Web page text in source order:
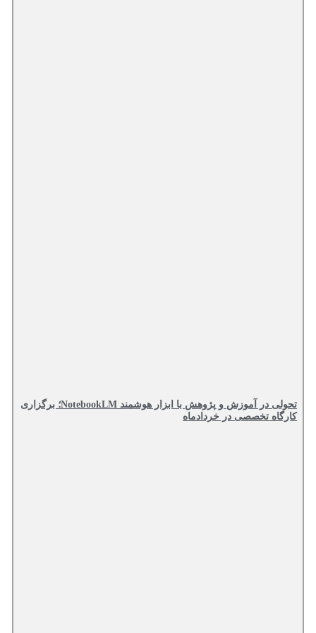
تحولی در آموزش و پژوهش با ابزار هوشمند NotebookLM؛ برگزاری
کارگاه تخصصی در خردادماه